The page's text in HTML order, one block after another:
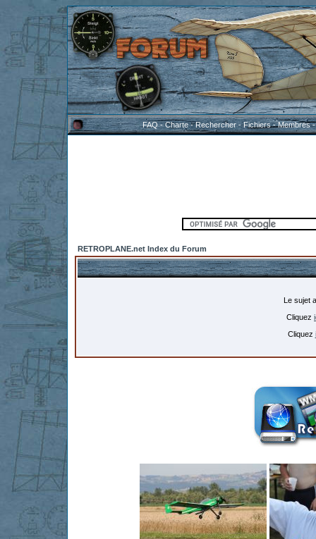
FAQ-Charte-Rechercher-Fichiers-Membres
RETROPLANE.net Index du Forum
Le sujet
Cliquez
Cliquez